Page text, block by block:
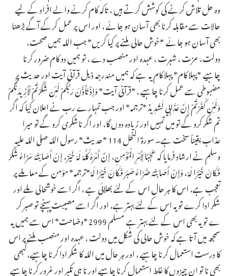
وہ حل تلاش کرنے کی کوشش کرتے ہیں ، تاکہ کام کرنے والے افراد کے لیے
حالات سے مقابلہ کرنا بھی آسان ہو جائے ، اور اس پر عمل کرکے آگے بڑھنا
بھی آسان ہو جائے ـ *خوش حالی ملنے پر کیا کریں* جب اللہ ہمیں صحت،
دولت، عزت ، شہرت ، عہدہ اور منصب دے ، تو ہمیں دو کام ضرور کرنا
چاہیے ـ *پہلا کام* پہلا کام یہ ہے کہ ہمیں مندرجہ ذیل قرآنی آیت اور حدیث پر
مضبوطی سے عمل کرنا چاہیے ، *قرآنی آیت* وَإِذْ تَأَذَّنَ رَبُّكُمْ لَئِن شَكَرْتُمْ لَأَزِيدَنَّكُمْ
وَلَئِن كَفَرْتُمْ إِنَّ عَذَابِي لَشَدِيدٌ *ترجمہ* اور جب تمہارے رب نے اعلان کیا کہ اگر
تم شکر کرو گے تو میں تمہیں اور زیادہ دوں گا، اور اگر ناشکری کرو گے تو میرا
عذاب یقیناً سخت ہے۔ سورۃ النحل 114 *حدیث* رسول اللہ صلی اللہ علیہ
وسلم نے ارشاد فرمایا کہ عَجَبًا لِأَمْرِ الْمُؤْمِنِ، إِنَّ أَمْرَهُ كُلَّهُ لَهُ خَيْرٌ، إِنْ أَصَابَتْهُ سَرَّاءُ شَكَرَ
فَكَانَ خَيْرًا لَهُ، وَإِنْ أَصَابَتْهُ ضَرَّاءُ صَبَرَ فَكَانَ خَيْرًا لَهُ*ترجمہ* مؤمن کے معاملے پر
تعجب ہے، اس کا ہر حال اس کے لئے بھلائی ہے ، اگر اسے خوشحالی ملے اور
شکر ادا کرے تو یہ اس کے لئے بہتر ہے، اور اگر اسے مصیبت پہنچے تو صبر کر
ے تو یہ بھی اس کے لئے بہتر ہے ـ مسلم 2999 *وضاحت* اس سے ہمیں یہ
سمجھ میں آتا ہے کہ خوش حالی کی شکل میں دولت ، عہدہ اور منصب ملنے پر اس
کا درست استعمال کرنا چاہیے ، اور ہر حال میں اللہ کا شکر ادا کرنا چاہیے،کبھی
بھی نا تو ان چیزوں کا غلط استعمال کرنا چاہیے اور نا ہی تکبر اور غرور کرنا چاہیے ـ